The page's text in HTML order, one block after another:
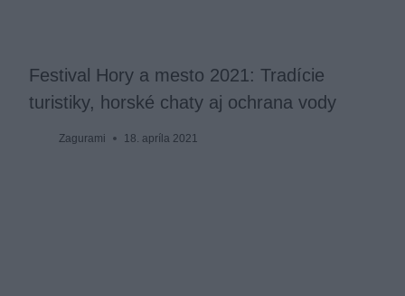
Festival Hory a mesto 2021: Tradície
turistiky, horské chaty aj ochrana vody
Zagurami 18. apríla 2021